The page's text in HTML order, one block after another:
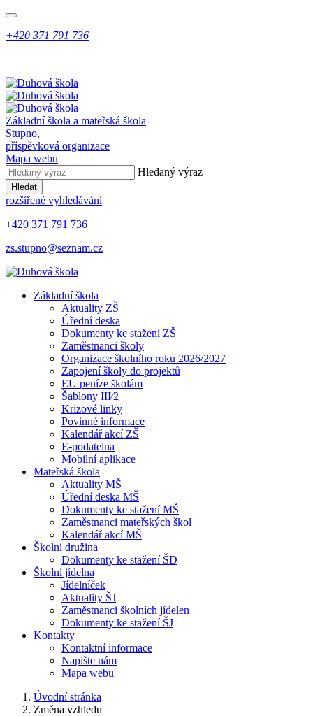
+420 371 791 736
Základní škola a mateřská škola
Stupno,
příspěvková organizace
Mapa webu
Hledaný výraz
Hledat
rozšířené vyhledávání
+420 371 791 736
zs.stupno@seznam.cz
Základní škola
Aktuality ZŠ
Úřední deska
Dokumenty ke stažení ZŠ
Zaměstnanci školy
Organizace školního roku 2026/2027
Zapojení školy do projektů
EU peníze školám
Šablony III⁄2
Krizové linky
Povinné informace
Kalendář akcí ZŠ
E-podatelna
Mobilní aplikace
Mateřská škola
Aktuality MŠ
Úřední deska MŠ
Dokumenty ke stažení MŠ
Zaměstnanci mateřských škol
Kalendář akcí MŠ
Školní družina
Dokumenty ke stažení ŠD
Školní jídelna
Jídelníček
Aktuality ŠJ
Zaměstnanci školních jídelen
Dokumenty ke stažení ŠJ
Kontakty
Kontaktní informace
Napište nám
Mapa webu
Úvodní stránka
Změna vzhledu